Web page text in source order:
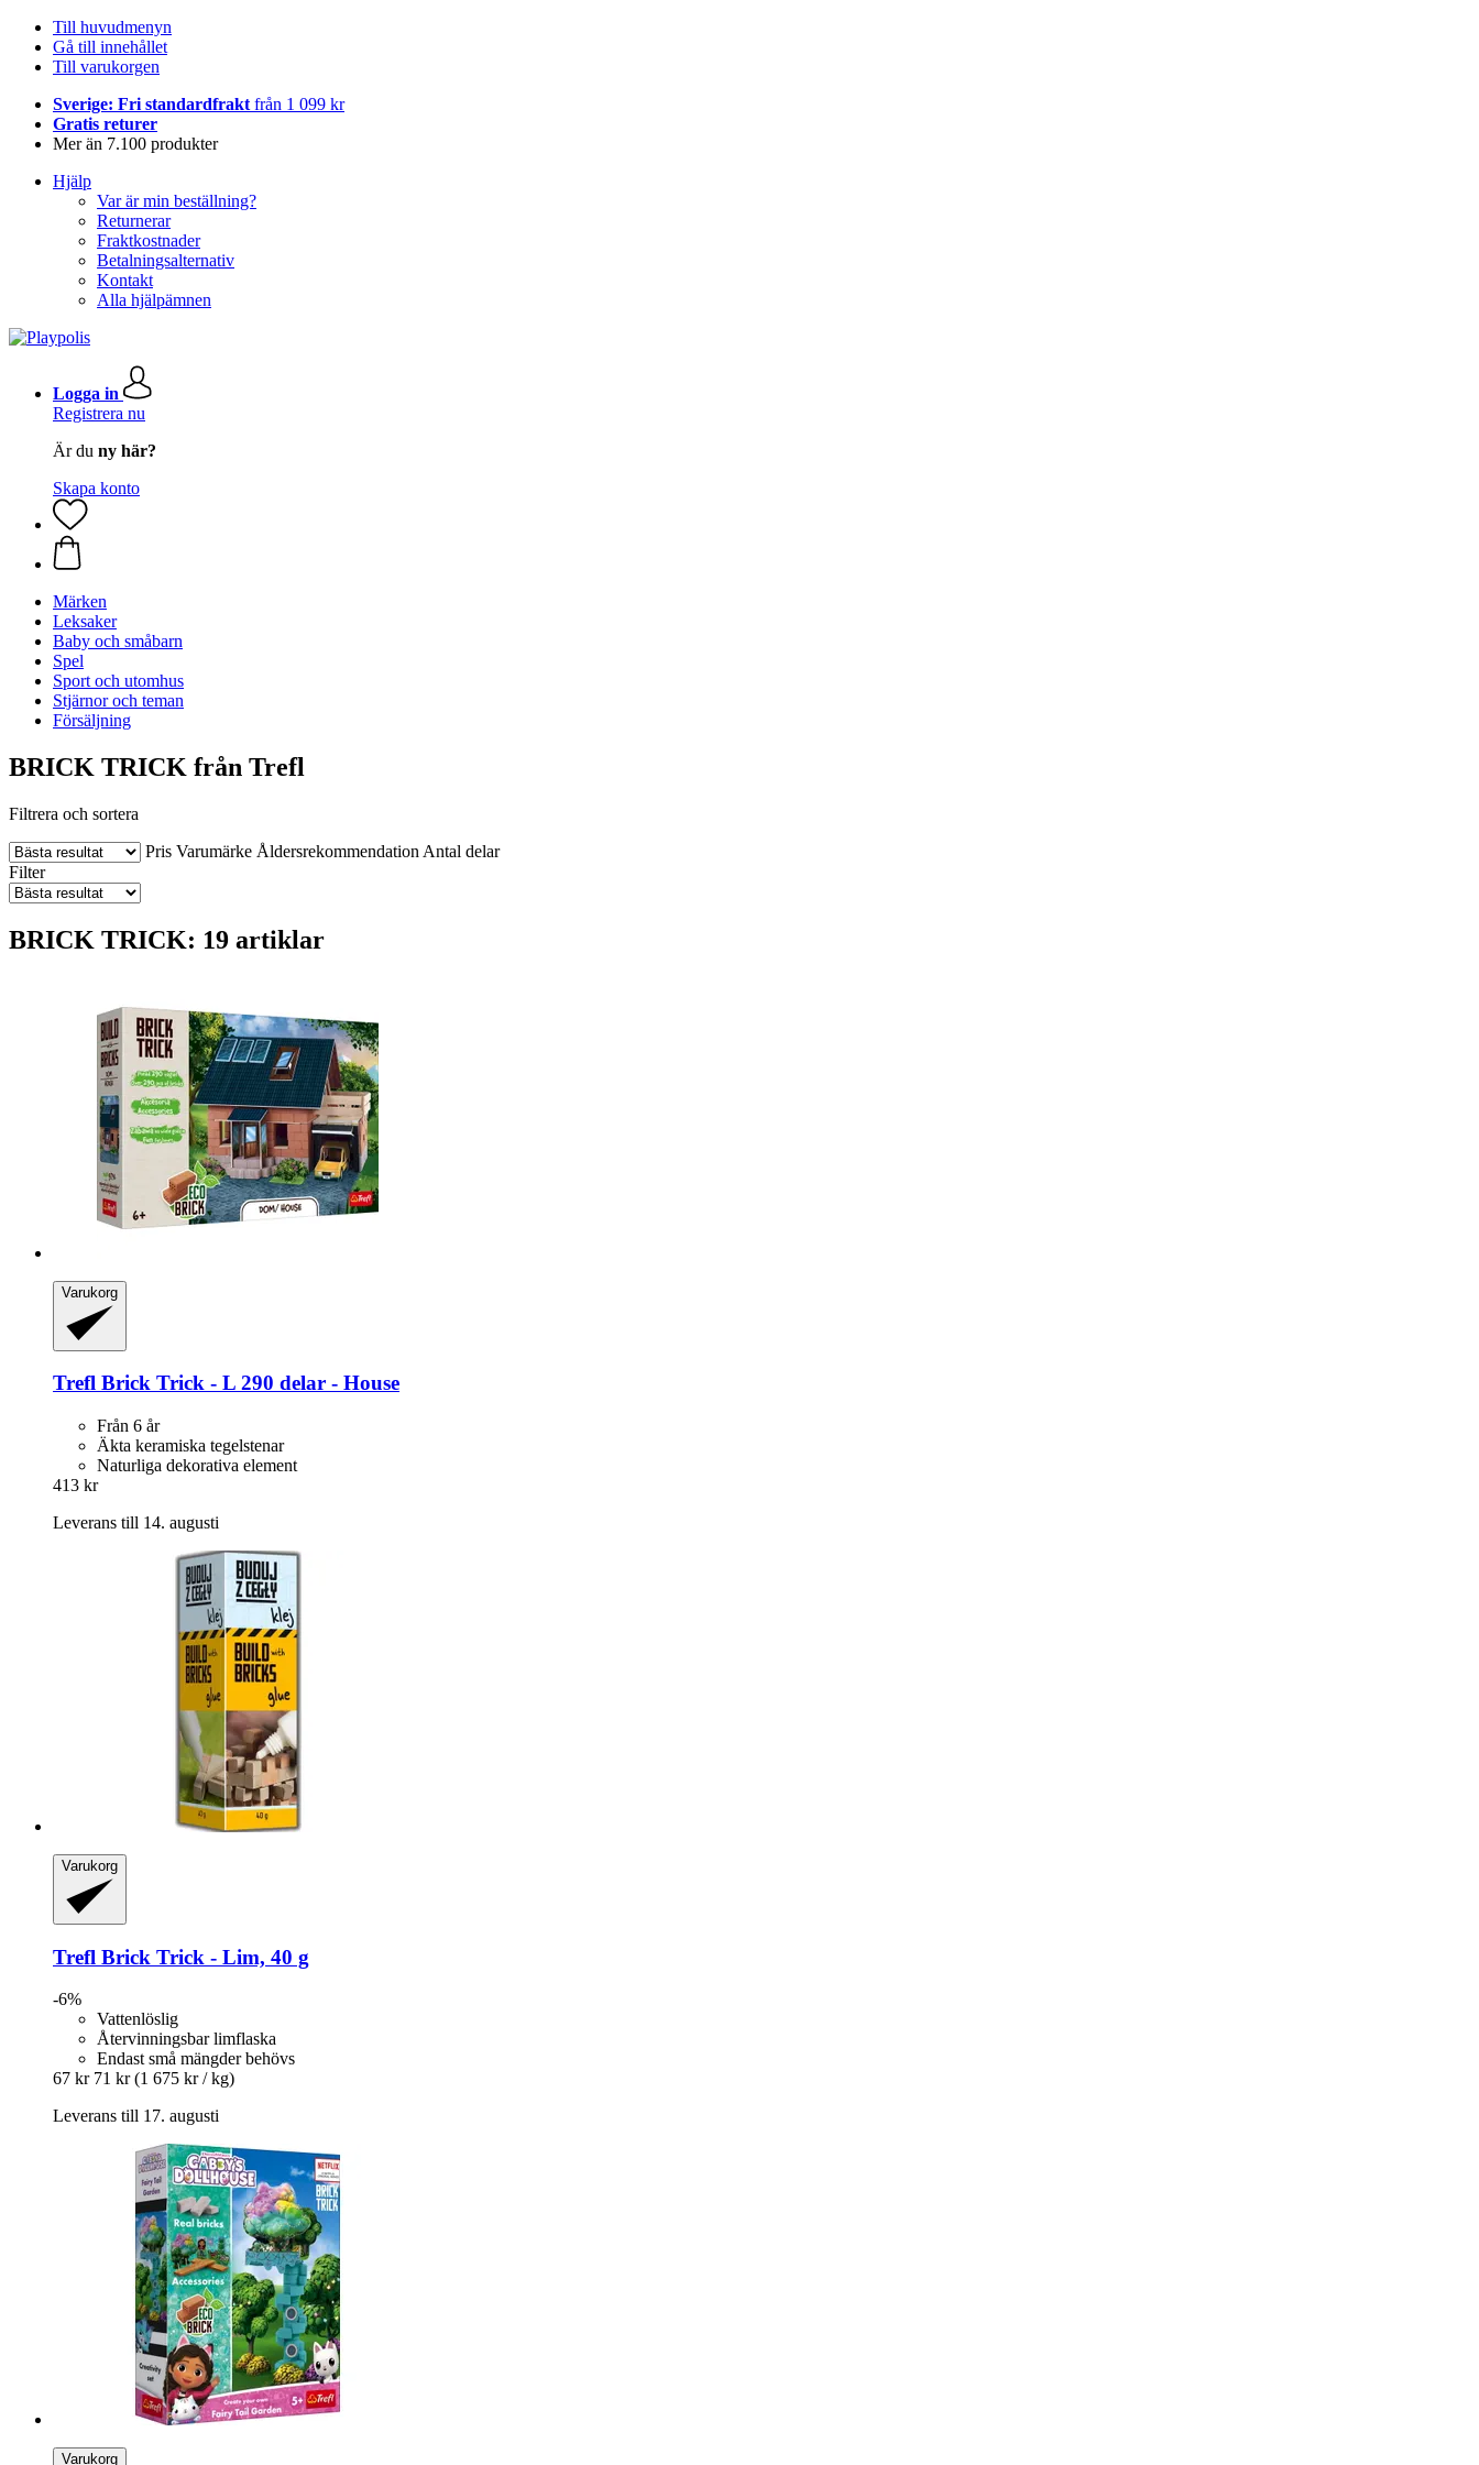
Till huvudmenyn
Gå till innehållet
Till varukorgen
Sverige: Fri standardfrakt från 1 099 kr
Gratis returer
Mer än 7.100 produkter
Hjälp
Var är min beställning?
Returnerar
Fraktkostnader
Betalningsalternativ
Kontakt
Alla hjälpämnen
Logga in
Registrera nu
Är du ny här?
Skapa konto
Märken
Leksaker
Baby och småbarn
Spel
Sport och utomhus
Stjärnor och teman
Försäljning
BRICK TRICK från Trefl
Filtrera och sortera
Pris Varumärke Åldersrekommendation Antal delar
Filter
BRICK TRICK: 19 artiklar
Varukorg
Trefl Brick Trick -​ L 290 delar -​ House
Från 6 år
Äkta keramiska tegelstenar
Naturliga dekorativa element
413 kr
Leverans till 14. augusti
Varukorg
Trefl Brick Trick -​ Lim, 40 g
-6%
Vattenlöslig
Återvinningsbar limflaska
Endast små mängder behövs
67 kr 71 kr (1 675 kr / kg)
Leverans till 17. augusti
Varukorg